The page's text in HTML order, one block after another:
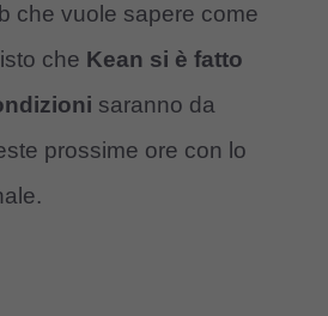
che vuole sapere come
che Kean si è fatto
saranno da
prossime ore con lo